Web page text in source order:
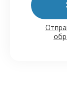
90%